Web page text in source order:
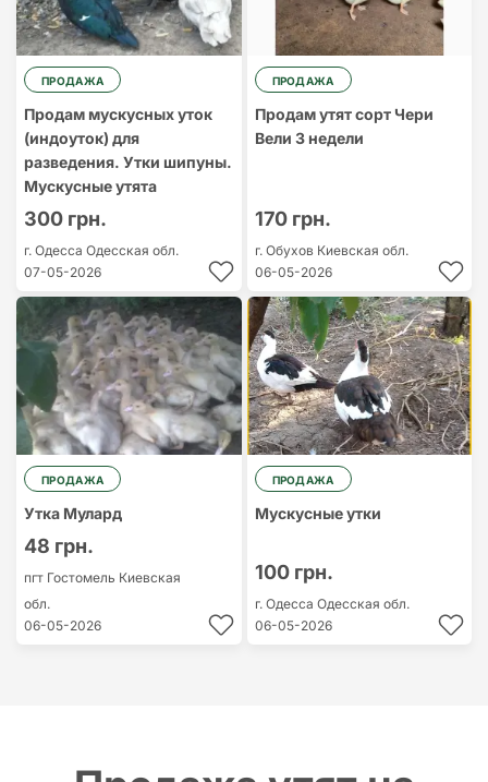
ПРОДАЖА
Продам мускусных уток
(индоуток) для
разведения. Утки шипуны.
Мускусные утята
300 грн.
г. Одесса Одесская обл.
07-05-2026
ПРОДАЖА
Продам утят сорт Чери
Вели 3 недели
170 грн.
г. Обухов Киевская обл.
06-05-2026
ПРОДАЖА
Утка Мулард
48 грн.
пгт Гостомель Киевская
обл.
06-05-2026
ПРОДАЖА
Мускусные утки
100 грн.
г. Одесса Одесская обл.
06-05-2026